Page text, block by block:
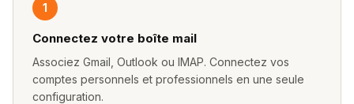
1
Connectez votre boîte mail
Associez Gmail, Outlook ou IMAP. Connectez vos
comptes personnels et professionnels en une seule
configuration.